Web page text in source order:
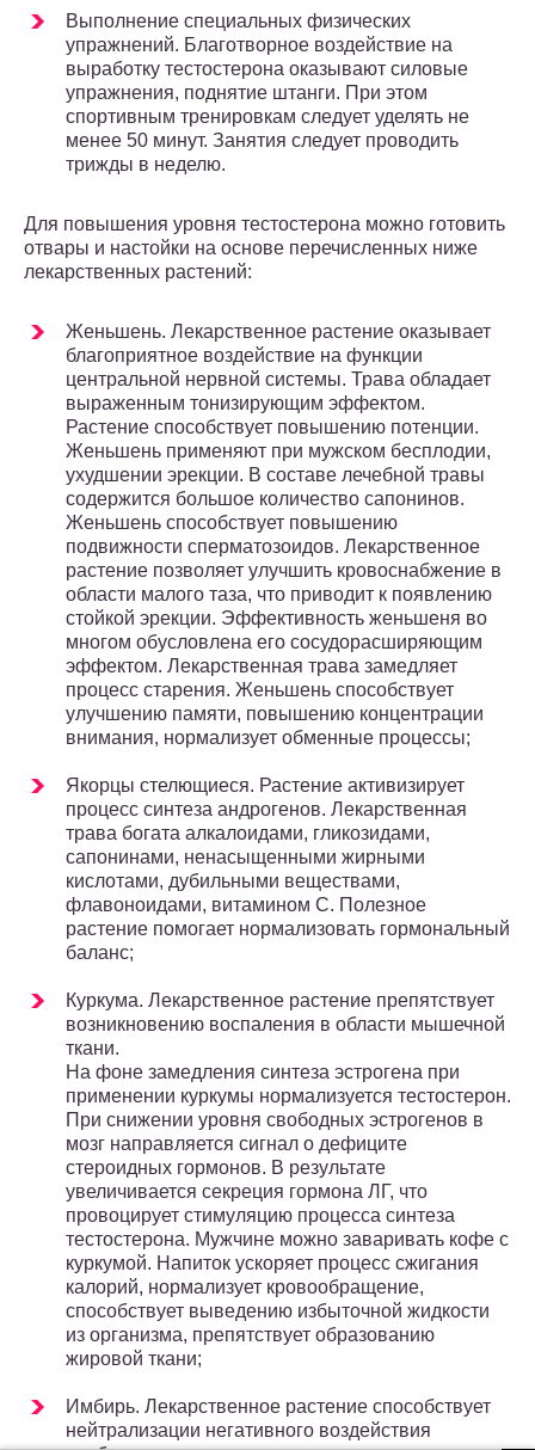
Выполнение специальных физических
упражнений. Благотворное воздействие на
выработку тестостерона оказывают силовые
упражнения, поднятие штанги. При этом
спортивным тренировкам следует уделять не
менее 50 минут. Занятия следует проводить
трижды в неделю.
Для повышения уровня тестостерона можно готовить
отвары и настойки на основе перечисленных ниже
лекарственных растений:
Женьшень. Лекарственное растение оказывает
благоприятное воздействие на функции
центральной нервной системы. Трава обладает
выраженным тонизирующим эффектом.
Растение способствует повышению потенции.
Женьшень применяют при мужском бесплодии,
ухудшении эрекции. В составе лечебной травы
содержится большое количество сапонинов.
Женьшень способствует повышению
подвижности сперматозоидов. Лекарственное
растение позволяет улучшить кровоснабжение в
области малого таза, что приводит к появлению
стойкой эрекции. Эффективность женьшеня во
многом обусловлена его сосудорасширяющим
эффектом. Лекарственная трава замедляет
процесс старения. Женьшень способствует
улучшению памяти, повышению концентрации
внимания, нормализует обменные процессы;
Якорцы стелющиеся. Растение активизирует
процесс синтеза андрогенов. Лекарственная
трава богата алкалоидами, гликозидами,
сапонинами, ненасыщенными жирными
кислотами, дубильными веществами,
флавоноидами, витамином С. Полезное
растение помогает нормализовать гормональный
баланс;
Куркума. Лекарственное растение препятствует
возникновению воспаления в области мышечной
ткани.
На фоне замедления синтеза эстрогена при
применении куркумы нормализуется тестостерон.
При снижении уровня свободных эстрогенов в
мозг направляется сигнал о дефиците
стероидных гормонов. В результате
увеличивается секреция гормона ЛГ, что
провоцирует стимуляцию процесса синтеза
тестостерона. Мужчине можно заваривать кофе с
куркумой. Напиток ускоряет процесс сжигания
калорий, нормализует кровообращение,
способствует выведению избыточной жидкости
из организма, препятствует образованию
жировой ткани;
Имбирь. Лекарственное растение способствует
нейтрализации негативного воздействия